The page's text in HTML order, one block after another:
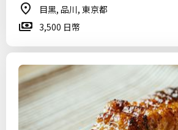
目黑, 品川, 東京都
3,500 日幣